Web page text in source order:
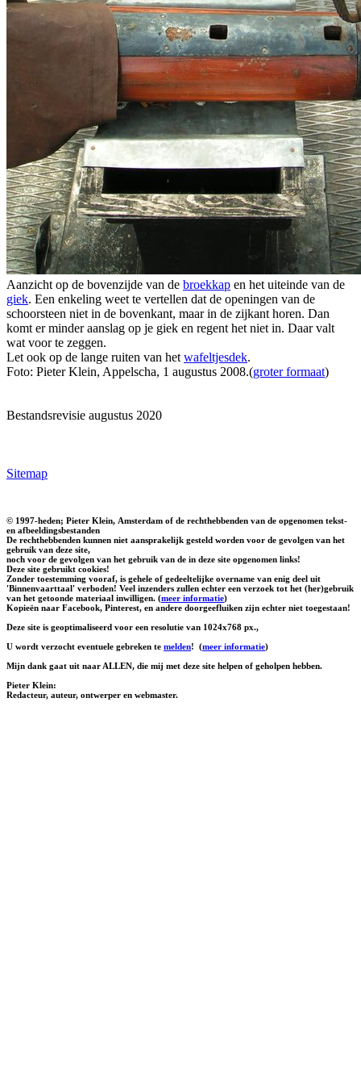
Aanzicht op de bovenzijde van de broekkap en het uiteinde van de
giek. Een enkeling weet te vertellen dat de openingen van de
schoorsteen niet in de bovenkant, maar in de zijkant horen. Dan
komt er minder aanslag op je giek en regent het niet in. Daar valt
wat voor te zeggen.
Let ook op de lange ruiten van het wafeltjesdek.
Foto: Pieter Klein, Appelscha, 1 augustus 2008.(groter formaat)
Bestandsrevisie augustus 2020
Sitemap
© 1997-heden; Pieter Klein, Amsterdam of de rechthebbenden van de opgenomen tekst-
en afbeeldingsbestanden
De rechthebbenden kunnen niet aansprakelijk gesteld worden voor de gevolgen van het
gebruik van deze site,
noch voor de gevolgen van het gebruik van de in deze site opgenomen links!
Deze site gebruikt cookies!
Zonder toestemming vooraf, is gehele of gedeeltelijke overname van enig deel uit
'Binnenvaarttaal' verboden! Veel inzenders zullen echter een verzoek tot het (her)gebruik
van het getoonde materiaal inwilligen. (meer informatie)
Kopieën naar Facebook, Pinterest, en andere doorgeefluiken zijn echter niet toegestaan!
Deze site is geoptimaliseerd voor een resolutie van 1024x768 px.,
U wordt verzocht eventuele gebreken te melden! (meer informatie)
Mijn dank gaat uit naar ALLEN, die mij met deze site helpen of geholpen hebben.
Pieter Klein:
Redacteur, auteur, ontwerper en webmaster.